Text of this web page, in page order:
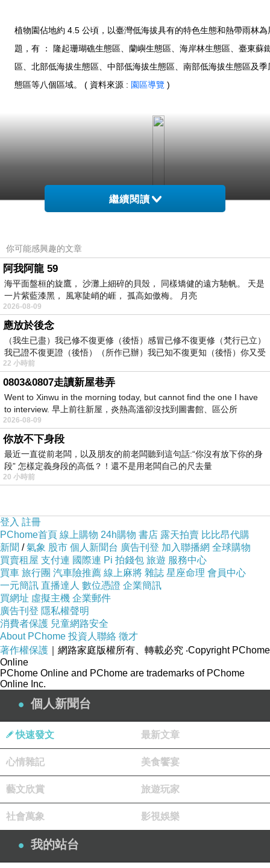
植物園佔地約 4.5 公頃，以臺灣低海拔具有的特色生態和熱帶雨林為
題，有 ： 隆起珊瑚礁生態區、蘭嶼生態區、海岸林生態區、臺東蘇
區、北部低海拔生態區、中部低海拔生態區、南部低海拔生態區及季
態區等八個區域。 ( 資料來源 : 園區導覽 )
台灣是蝴蝶王國，所以，在植物園熱帶雨林溫室前停了一隻巨大的蝴
它是原產蘭嶼的珠光鳳蝶，也是瀕臨絕種的保育類動物。
每週一休館（ 寒暑假除外 ）， 每週三上午 10 點前入場的話， 門票
^_^ （ 太空、立體劇場以及收費特展除外 ）
繼續閱讀
你可能感興趣的文章
阿我阿龍 59
海平面盤桓的旋鷹， 沙灘上細碎的貝殼， 同樣矯健的遠方馳帆。 天是
一片紫藍漆黑， 風寒陡峭的崕， 孤高如傲梅。 月亮
2026-08-09
應放於後念
（我生已盡）我已修不復更修（後悟）感冒已修不復更修（梵行已立）
我已證不復更證（後悟）（所作已辦）我已知不復更知（後悟）你又受
22 小時前
0803&0807走讀新屋巷弄
Went to Xinwu in the morning today, but cannot find the one I have
to interview. 早上前往新屋，炎熱高溫卻沒找到圖書館、區公所
2026-08-09
你放不下身段
最近一直從前老闆，以及朋友的前老闆聽到這句話:“你沒有放下你的身
段” 怎樣定義身段的高低？！還不是用老闆自己的尺去量
20 小時前
登入 註冊
PChome首頁 線上購物 24h購物 書店 露天拍賣 比比昂代購
新聞 /氣象 股市 個人新聞台 廣告刊登 加入聯播網 全球購物
買賣租屋 支付連 國際連 Pi 拍錢包 旅遊 服務中心
買車 旅行團 汽車險推薦 線上麻將 雜誌 星座命理 會員中心
一元簡訊 直播達人 數位憑證 企業簡訊
買網址 虛擬主機 企業郵件
廣告刊登 隱私權聲明
消費者保護 兒童網路安全
About PChome 投資人聯絡 徵才
著作權保護 ｜網路家庭版權所有、轉載必究 ‧Copyright PChome
Online
PChome Online and PChome are trademarks of PChome
Online Inc.
個人新聞台
快速發文 最新文章
心情雜記 美食饗宴
藝文欣賞 旅遊玩家
社會萬象 影視娛樂
我的站台